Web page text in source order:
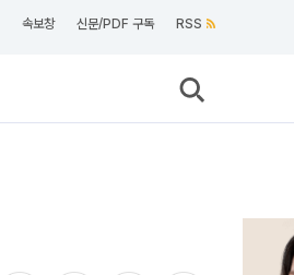
속보창 신문/PDF 구독 RSS